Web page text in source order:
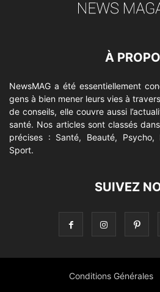
À
NewsMAG a été essentiellement
gens à bien mener leurs vies à
de conseils, elle couvre aussi
santé. Nos articles sont classés
précises : Santé, Beauté, Psycho,
Sport.
SUIVEZ
Conditions Générales